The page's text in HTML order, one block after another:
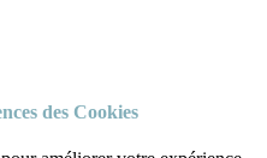
des Cookies